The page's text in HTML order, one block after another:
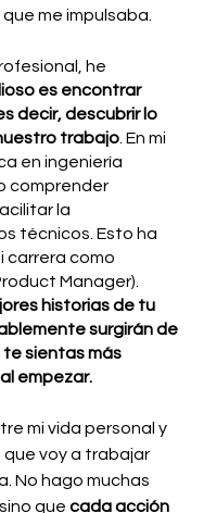
me impulsaba.
he
es encontrar
decir, descubrir lo
trabajo. En mi
en ingeniería
comprender
la
técnicos. Esto ha
carrera como
Manager).
historias de tu
surgirán de
te sientas más
empezar.
mi vida personal y
que voy a trabajar
No hago muchas
que cada acción